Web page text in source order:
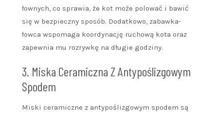
łownych, co sprawia, że kot może polować i bawić
się w bezpieczny sposób. Dodatkowo, zabawka-
łowca wspomaga koordynację ruchową kota oraz
zapewnia mu rozrywkę na długie godziny.
3. Miska Ceramiczna Z Antypoślizgowym
Spodem
Miski ceramiczne z antypoślizgowym spodem są